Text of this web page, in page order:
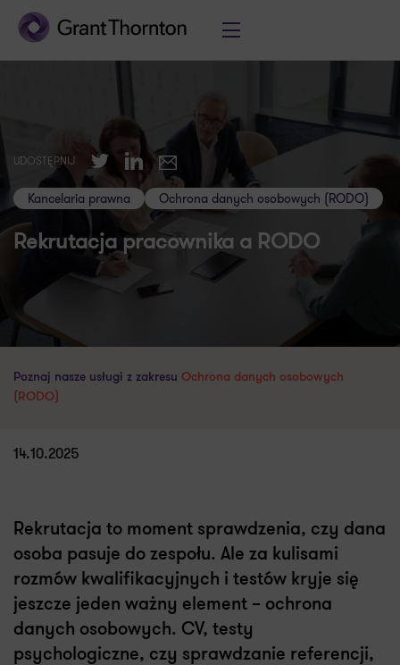
UDOSTĘPNIJ TwitterLinkedIn
E-mail
Kancelaria prawna Ochrona danych osobowych (RODO)
Rekrutacja pracownika a RODO
Poznaj nasze usługi z zakresu Ochrona danych osobowych
(RODO)
14.10.2025
Rekrutacja to moment sprawdzenia, czy dana
osoba pasuje do zespołu. Ale za kulisami
rozmów kwalifikacyjnych i testów kryje się
jeszcze jeden ważny element – ochrona
danych osobowych. CV, testy
psychologiczne, czy sprawdzanie referencji,